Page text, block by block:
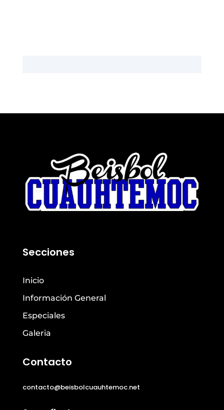
Secciones
Inicio
Información General
Especiales
Galeria
Contacto
contacto@beisbolcuauhtemoc.net